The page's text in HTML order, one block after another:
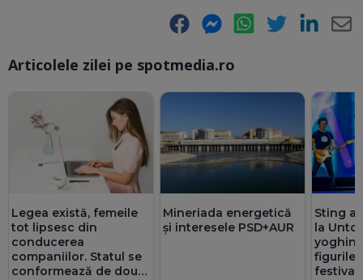
Facebook Messenger WhatsApp Twitter LinkedIn
Articolele zilei pe spotmedia.ro
Legea există, femeile
tot lipsesc din
conducerea
companiilor. Statul se
conformează de două
Mineriada energetică
și interesele PSD+AUR
Sting a
la
yoghin
figurile